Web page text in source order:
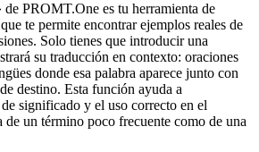
PROMT.One es tu herramienta de
te permite encontrar ejemplos reales de
Solo tienes que introducir una
su traducción en contexto: oraciones
donde esa palabra aparece junto con
destino. Esta función ayuda a
significado y el uso correcto en el
de un término poco frecuente como de una